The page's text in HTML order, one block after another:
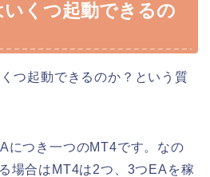
くつ起動できるの
つ起動できるのか？という質
につき一つのMT4です。なの
場合はMT4は2つ、3つEAを稼